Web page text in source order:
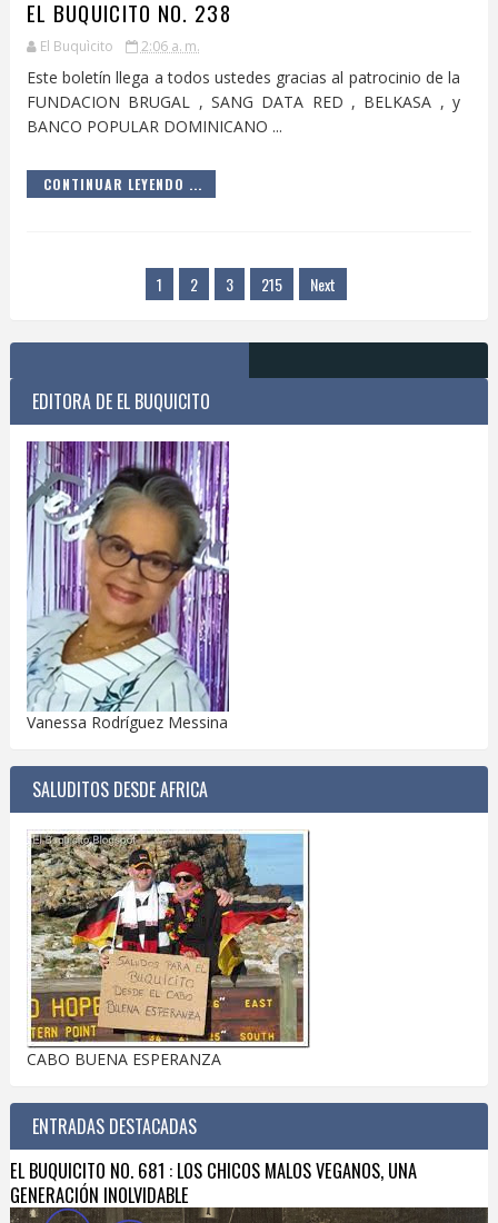
EL BUQUICITO NO. 238
El Buquìcito 2:06 a. m.
Este boletín llega a todos ustedes gracias al patrocinio de la
FUNDACION BRUGAL , SANG DATA RED , BELKASA , y
BANCO POPULAR DOMINICANO ...
CONTINUAR LEYENDO ...
1 2 3 215 Next
EDITORA DE EL BUQUICITO
Vanessa Rodríguez Messina
SALUDITOS DESDE AFRICA
CABO BUENA ESPERANZA
ENTRADAS DESTACADAS
EL BUQUICITO NO. 681 : LOS CHICOS MALOS VEGANOS, UNA
GENERACIÓN INOLVIDABLE